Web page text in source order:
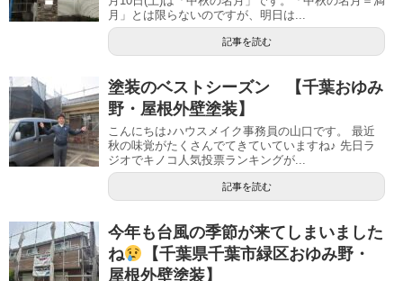
月」とは限らないのですが、明日は...
記事を読む
塗装のベストシーズン 【千葉おゆみ
野・屋根外壁塗装】
こんにちは♪ハウスメイク事務員の山口です。 最近
秋の味覚がたくさんでてきていていますね♪ 先日ラ
ジオでキノコ人気投票ランキングが...
記事を読む
今年も台風の季節が来てしまいました
ね
【千葉県千葉市緑区おゆみ野・
屋根外壁塗装】